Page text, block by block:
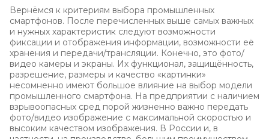
Вернёмся к критериям выбора промышленных
смартфонов. После перечисленных выше самых важных
и нужных характеристик следуют возможности
фиксации и отображения информации, возможности её
хранения и передачи/трансляции. Конечно, это фото/
видео камеры и экраны. Их функционал, защищённость,
разрешение, размеры и качество «картинки»
несомненно имеют большое влияние на выбор модели
промышленного смартфона. На предприятии с наличием
взрывоопасных сред порой жизненно важно передать
фото/видео изображение с максимальной скоростью и
высоким качеством изображения. В России и, в